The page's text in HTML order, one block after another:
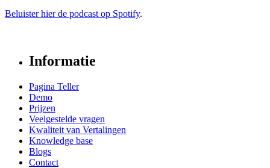
Beluister hier de podcast op Spotify.
Informatie
Pagina Teller
Demo
Prijzen
Veelgestelde vragen
Kwaliteit van Vertalingen
Knowledge base
Blogs
Contact